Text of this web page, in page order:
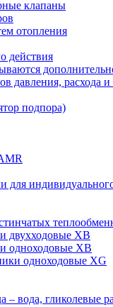
клапаны
отопления
действия
давления, расхода
подпора)
для
двухходовые XB
одноходовые ХВ
одноходовые ХG
– вода, гликолевые